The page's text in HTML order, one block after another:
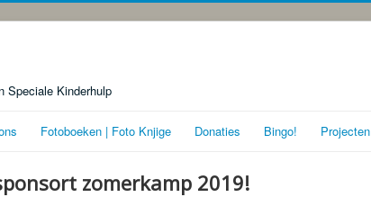
Speciale Kinderhulp
Fotoboeken | Foto Knjige Donaties Bingo! Projecten
zomerkamp 2019!